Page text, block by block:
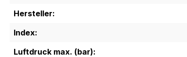
Hersteller:
Index:
Luftdruck max. (bar):